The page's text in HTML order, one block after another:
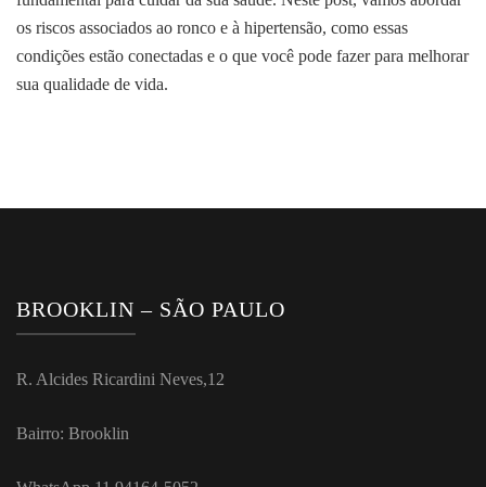
os riscos associados ao ronco e à hipertensão, como essas
condições estão conectadas e o que você pode fazer para melhorar
sua qualidade de vida.
BROOKLIN – SÃO PAULO
R. Alcides Ricardini Neves,12
Bairro: Brooklin